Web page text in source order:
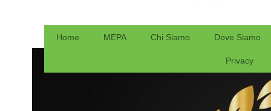
Home MEPA Chi Siamo Dove Siamo
Privacy